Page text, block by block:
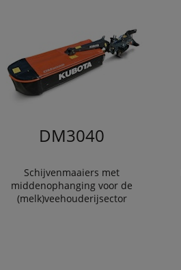
DM3040
Schijvenmaaiers met
middenophanging voor de
(melk)veehouderijsector